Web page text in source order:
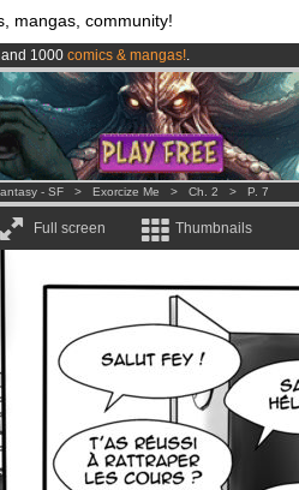
mangas, community!
and 1000 comics & mangas!.
3.95 eurosper month !Get membership now
!.
- SF > Exorcize Me > Ch. 2 > P. 7
Full screen Thumbnails